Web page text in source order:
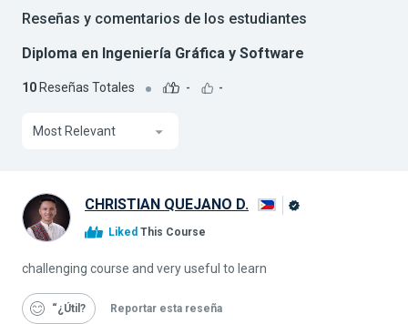
Reseñas y comentarios de los estudiantes
Diploma en Ingeniería Gráfica y Software
10 Reseñas Totales - -
Most Relevant
CHRISTIAN QUEJANO D.
Liked This Course
challenging course and very useful to learn
“¿Útil Reportar esta reseña